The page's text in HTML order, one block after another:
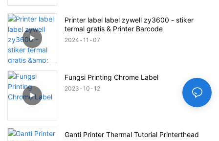
Printer label label zywell zy3600 - stiker
termal gratis & Printer Barcode
2024 11 07
Fungsi Printing Chrome Label
2023 10 12
Ganti Printer Thermal Tutorial Printerthead